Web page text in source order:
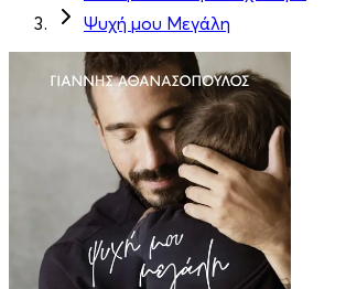
Ψυχή μου Μεγάλη